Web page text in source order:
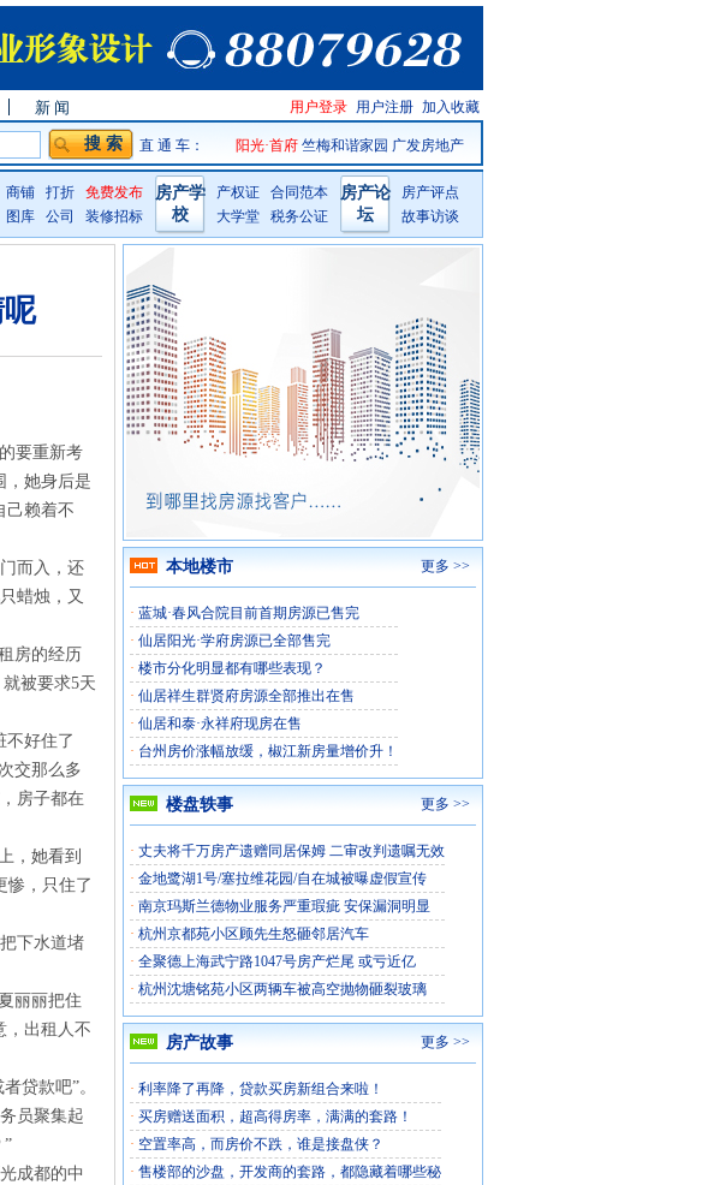
新 闻 加入收藏
用户注册
用户登录
网手机版
直 通 车： 阳光·首府 竺梅和谐家园 广发房地产
商铺 打折
免费发布
图库 公司 装修招标
房产学
校
产权证
合同范本
大学堂
税务公证
房产论
坛
房产评点
故事访谈
要重新考
，她身后是
己赖着不
而入，还
蜡烛，又
房的经历
被要求5天
不好住了
交那么多
房子都在
，她看到
惨，只住了
下水道堵
丽丽把住
，出租人不
贷款吧”。
员聚集起
”
成都的中
本地楼市 更多 >>
· 蓝城·春风合院目前首期房源已售完
· 仙居阳光·学府房源已全部售完
· 楼市分化明显都有哪些表现？
· 仙居祥生群贤府房源全部推出在售
· 仙居和泰·永祥府现房在售
· 台州房价涨幅放缓，椒江新房量增价升！
楼盘轶事 更多 >>
· 丈夫将千万房产遗赠同居保姆 二审改判遗嘱无效
· 金地鹭湖1号/塞拉维花园/自在城被曝虚假宣传
· 南京玛斯兰德物业服务严重瑕疵 安保漏洞明显
· 杭州京都苑小区顾先生怒砸邻居汽车
· 全聚德上海武宁路1047号房产烂尾 或亏近亿
· 杭州沈塘铭苑小区两辆车被高空抛物砸裂玻璃
房产故事 更多 >>
· 利率降了再降，贷款买房新组合来啦！
· 买房赠送面积，超高得房率，满满的套路！
· 空置率高，而房价不跌，谁是接盘侠？
· 售楼部的沙盘，开发商的套路，都隐藏着哪些秘